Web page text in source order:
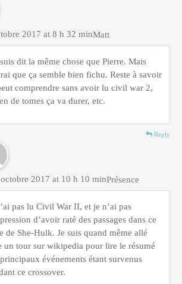
Matt
2017 at 8 h 32 min
dit la même chose que Pierre. Mais
que ça semble bien fichu. Reste à savoir
comprendre sans avoir lu civil war 2,
de tomes ça va durer, etc.
Reply
Présence
2017 at 10 h 10 min
pas lu Civil War II, et je n’ai pas
d’avoir raté des passages dans ce
de She-Hulk. Je suis quand même allé
un tour sur wikipedia pour lire le résumé
événements étant survenus
ce crossover.